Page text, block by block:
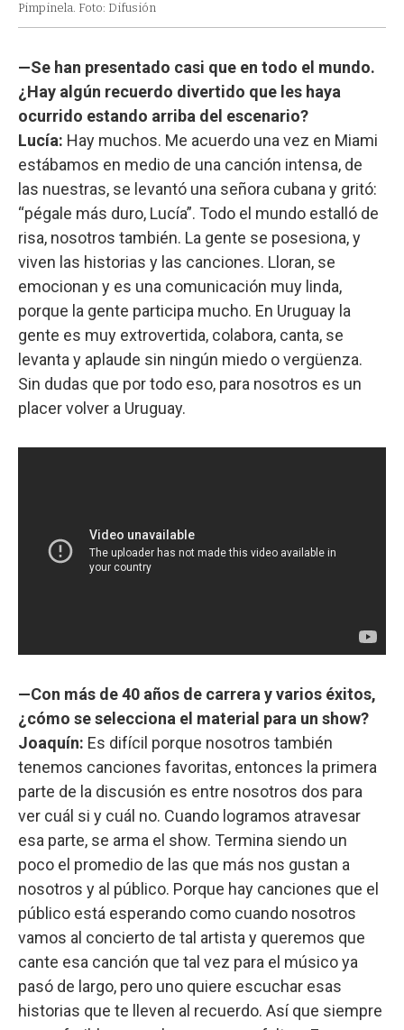
Pimpinela. Foto: Difusión
—Se han presentado casi que en todo el mundo.
¿Hay algún recuerdo divertido que les haya
ocurrido estando arriba del escenario?
Lucía: Hay muchos. Me acuerdo una vez en Miami
estábamos en medio de una canción intensa, de
las nuestras, se levantó una señora cubana y gritó:
“pégale más duro, Lucía”. Todo el mundo estalló de
risa, nosotros también. La gente se posesiona, y
viven las historias y las canciones. Lloran, se
emocionan y es una comunicación muy linda,
porque la gente participa mucho. En Uruguay la
gente es muy extrovertida, colabora, canta, se
levanta y aplaude sin ningún miedo o vergüenza.
Sin dudas que por todo eso, para nosotros es un
placer volver a Uruguay.
—Con más de 40 años de carrera y varios éxitos,
¿cómo se selecciona el material para un show?
Joaquín: Es difícil porque nosotros también
tenemos canciones favoritas, entonces la primera
parte de la discusión es entre nosotros dos para
ver cuál si y cuál no. Cuando logramos atravesar
esa parte, se arma el show. Termina siendo un
poco el promedio de las que más nos gustan a
nosotros y al público. Porque hay canciones que el
público está esperando como cuando nosotros
vamos al concierto de tal artista y queremos que
cante esa canción que tal vez para el músico ya
pasó de largo, pero uno quiere escuchar esas
historias que te lleven al recuerdo. Así que siempre